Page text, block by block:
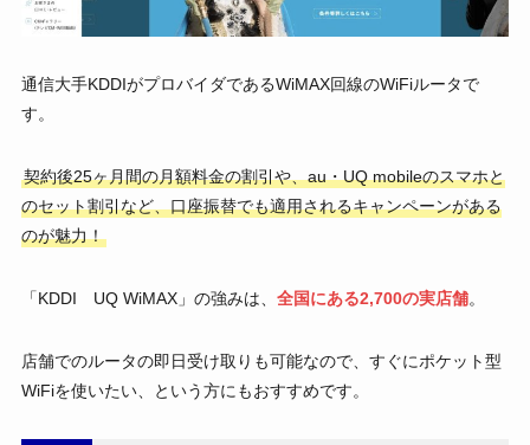
通信大手KDDIがプロバイダであるWiMAX回線のWiFiルータで
す。
契約後25ヶ月間の月額料金の割引や、au・UQ mobileのスマホと
のセット割引など、口座振替でも適用されるキャンペーンがある
のが魅力！
「KDDI UQ WiMAX」の強みは、 全国にある2,700の実店舗。
店舗でのルータの即日受け取りも可能なので、すぐにポケット型
WiFiを使いたい、という方にもおすすめです。